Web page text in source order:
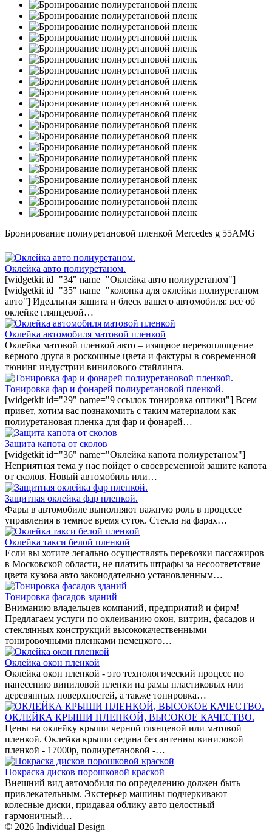
Бронирование полиуретановой пленкой Mercedes g 55AMG
Оклейка авто полиуретаном.
[widgetkit id="34" name="Оклейка авто полиуретаном"]
[widgetkit id="35" name="колонка для оклейки полиуретаном
авто"] Идеальная защита и блеск вашего автомобиля: всё об
оклейке глянцевой…
Оклейка автомобиля матовой пленкой
Оклейка матовой пленкой авто – изящное перевоплощение
верного друга в роскошные цвета и фактуры в современной
тюнинг индустрии винилового стайлинга.
Тонировка фар и фонарей полиуретановой пленкой.
[widgetkit id="29" name="9 ссылок тонировка оптики"] Всем
привет, хотим вас познакомить с таким материалом как
полиуретановая пленка для фар и фонарей…
Защита капота от сколов
[widgetkit id="36" name="Оклейка капота полиуретаном"]
Неприятная тема у нас пойдет о своевременной защите капота
от сколов. Новый автомобиль или…
Защитная оклейка фар пленкой.
Фары в автомобиле выполняют важную роль в процессе
управления в темное время суток. Стекла на фарах…
Оклейка такси белой пленкой
Если вы хотите легально осуществлять перевозки пассажиров
в Московской области, не платить штрафы за несоответствие
цвета кузова авто законодательно установленным…
Тонировка фасадов зданий
Вниманию владельцев компаний, предприятий и фирм!
Предлагаем услуги по оклеиванию окон, витрин, фасадов и
стеклянных конструкций высококачественными
тонировочными пленками немецкого…
Оклейка окон пленкой
Оклейка окон пленкой - это технологический процесс по
нанесению виниловой пленки на рамы пластиковых или
деревянных поверхностей, а также тонировка…
ОКЛЕЙКА КРЫШИ ПЛЕНКОЙ, ВЫСОКОЕ КАЧЕСТВО.
Цены на оклейку крыши черной глянцевой или матовой
пленкой. Оклейка крыши седана без антенны виниловой
пленкой - 17000р, полиуретановой -…
Покраска дисков порошковой краской
Внешний вид автомобиля по определению должен быть
привлекательным. Экстерьер машины подчеркивают
колесные диски, придавая облику авто целостный
гармоничный…
© 2026 Individual Design